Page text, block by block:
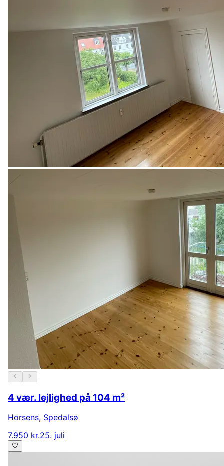
4 vær. lejlighed på 104 m²
Horsens, Spedalsø
7.950 kr.25. juli